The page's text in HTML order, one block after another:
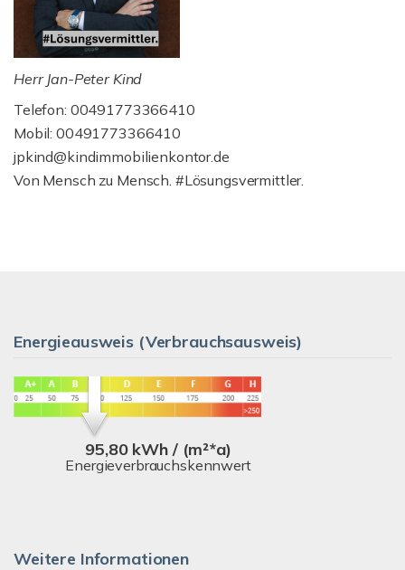
Herr Jan-Peter Kind
Telefon: 00491773366410
Mobil: 00491773366410
jpkind@kindimmobilienkontor.de
Von Mensch zu Mensch. #Lösungsvermittler.
Energieausweis (Verbrauchsausweis)
95,80 kWh / (m²*a)
Energieverbrauchskennwert
Weitere Informationen